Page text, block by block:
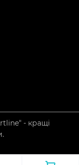
- кращі